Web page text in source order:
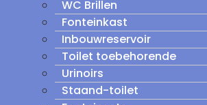
WC Brillen
Fonteinkast
Inbouwreservoir
Toilet toebehorende
Urinoirs
Staand-toilet